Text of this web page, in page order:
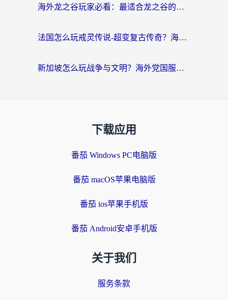
海外龙之谷玩家必看：最适合龙之谷的加速器，解决延迟卡顿还能畅玩幻书启示录和梦幻西游？
法国怎么玩戒灵传说-超变复古传奇？海外玩家国服游戏加速终极指南
新加坡怎么玩战争与文明？海外党国服游戏加速器终极避坑指南
下载应用
番茄 Windows PC电脑版
番茄 macOS苹果电脑版
番茄 ios苹果手机版
番茄 Android安卓手机版
关于我们
服务条款